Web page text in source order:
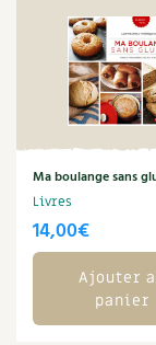
Secrets d’abonné
Tous au jardin !
La vie secrète du
BD : La folle
Ma boulange sans
Livres
14,00€
Ajouter
panier